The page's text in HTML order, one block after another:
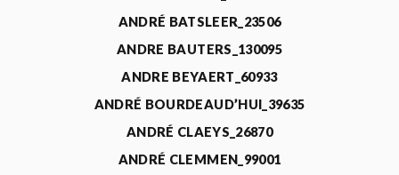
ANDRÉ BATSLEER_23506
ANDRE BAUTERS_130095
ANDRE BEYAERT_60933
ANDRÉ BOURDEAUD’HUI_39635
ANDRÉ CLAEYS_26870
ANDRÉ CLEMMEN_99001